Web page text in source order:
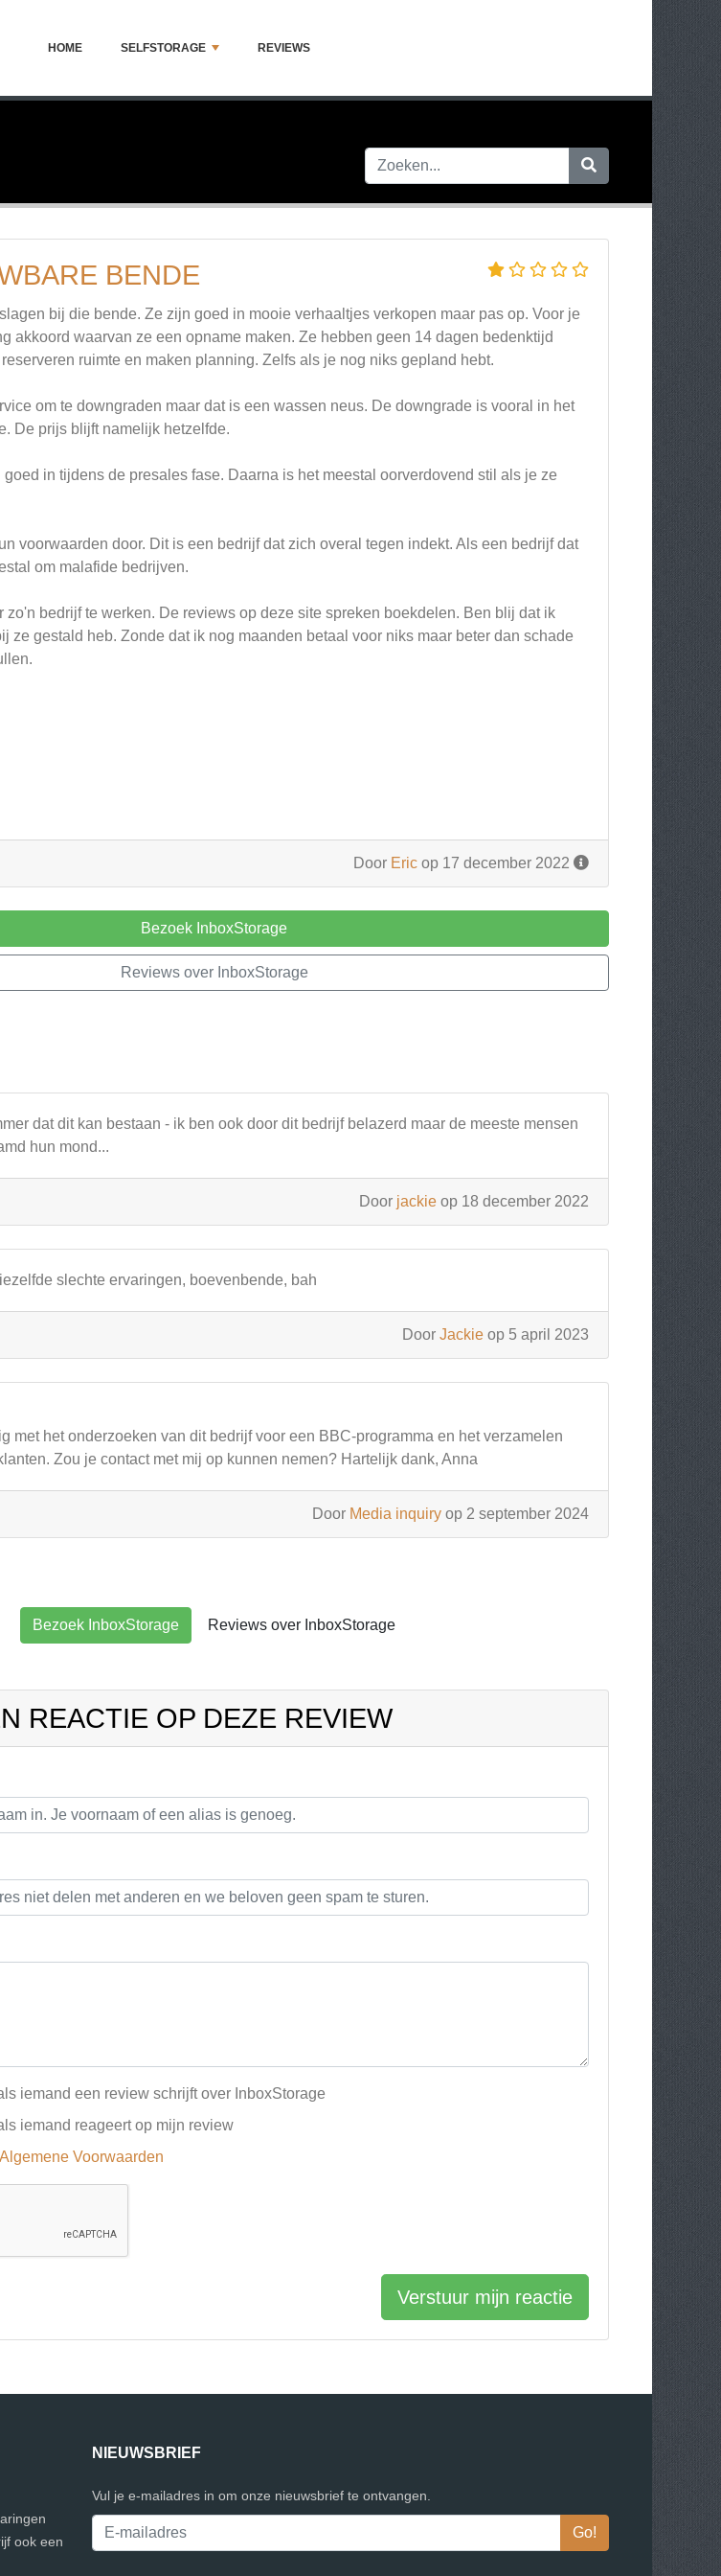
HOME SELFSTORAGE REVIEWS
BENDE
bij die bende. Ze zijn goed in mooie verhaaltjes verkopen maar pas op. Voor je
akkoord waarvan ze een opname maken. Ze hebben geen 14 dagen bedenktijd
ruimte en maken planning. Zelfs als je nog niks gepland hebt.
om te downgraden maar dat is een wassen neus. De downgrade is vooral in het
De prijs blijft namelijk hetzelfde.
in tijdens de presales fase. Daarna is het meestal oorverdovend stil als je ze
voorwaarden door. Dit is een bedrijf dat zich overal tegen indekt. Als een bedrijf dat
om malafide bedrijven.
zo'n bedrijf te werken. De reviews op deze site spreken boekdelen. Ben blij dat ik
ze gestald heb. Zonde dat ik nog maanden betaal voor niks maar beter dan schade
Door Eric op 17 december 2022
Bezoek InboxStorage
Reviews over InboxStorage
dat dit kan bestaan - ik ben ook door dit bedrijf belazerd maar de meeste mensen
hun mond...
Door jackie op 18 december 2022
slechte ervaringen, boevenbende, bah
Door Jackie op 5 april 2023
met het onderzoeken van dit bedrijf voor een BBC-programma en het verzamelen
Zou je contact met mij op kunnen nemen? Hartelijk dank, Anna
Door Media inquiry op 2 september 2024
Bezoek InboxStorage Reviews over InboxStorage
REACTIE OP DEZE REVIEW
iemand een review schrijft over InboxStorage
iemand reageert op mijn review
Algemene Voorwaarden
Verstuur mijn reactie
ook een
NIEUWSBRIEF
Vul je e-mailadres in om onze nieuwsbrief te ontvangen.